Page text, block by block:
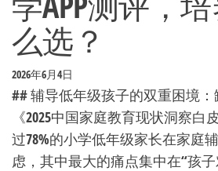
么选？
2026年6月4日
## 辅导低年级孩子的双重困境
《2025中国家庭教育现状洞察白
过78%的小学低年级家长在家庭
虑，其中最大的痛点集中在“孩